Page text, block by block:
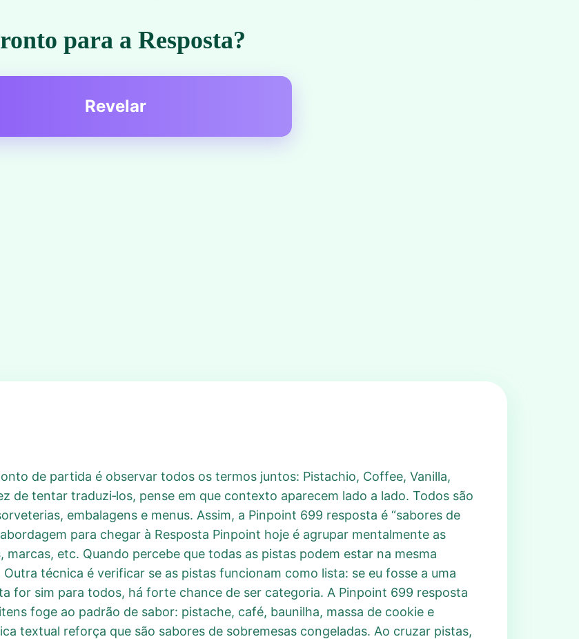
para a Resposta?
Revelar
de partida é observar todos os termos juntos: Pistachio, Coffee, Vanilla,
de tentar traduzi‑los, pense em que contexto aparecem lado a lado. Todos são
embalagens e menus. Assim, a Pinpoint 699 resposta é “sabores de
para chegar à Resposta Pinpoint hoje é agrupar mentalmente as
etc. Quando percebe que todas as pistas podem estar na mesma
técnica é verificar se as pistas funcionam como lista: se eu fosse a uma
for sim para todos, há forte chance de ser categoria. A Pinpoint 699 resposta
foge ao padrão de sabor: pistache, café, baunilha, massa de cookie e
textual reforça que são sabores de sobremesas congeladas. Ao cruzar pistas,